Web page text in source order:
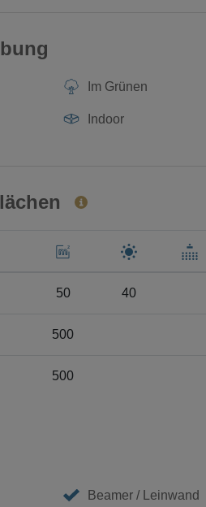
Im Grünen
Indoor
50 40
500
500
Beamer / Leinwand